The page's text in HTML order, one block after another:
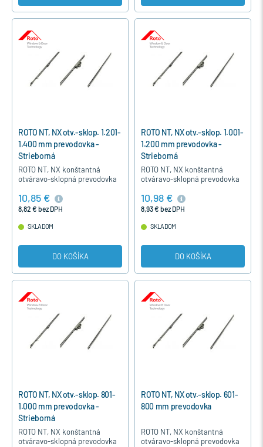
ROTO NT, NX otv.-sklop. 1.201-
1.400 mm prevodovka -
Strieborná
ROTO NT, NX konštantná
otváravo-sklopná prevodovka
a otváravé okná pre výšku v
drážke kovania 1201-1400 mm.
10,85 €
8,82 € bez DPH
SKLADOM
DO KOŠÍKA
ROTO NT, NX otv.-sklop. 1.001-
1.200 mm prevodovka -
Strieborná
ROTO NT, NX konštantná
otváravo-sklopná prevodovka
a otváravé okná pre výšku v
drážke kovania 1001-1200 mm.
10,98 €
8,93 € bez DPH
SKLADOM
DO KOŠÍKA
ROTO NT, NX otv.-sklop. 801-
1.000 mm prevodovka -
Strieborná
ROTO NT, NX konštantná
otváravo-sklopná prevodovka
ROTO NT, NX otv.-sklop. 601-
800 mm prevodovka
ROTO NT, NX konštantná
otváravo-sklopná prevodovka